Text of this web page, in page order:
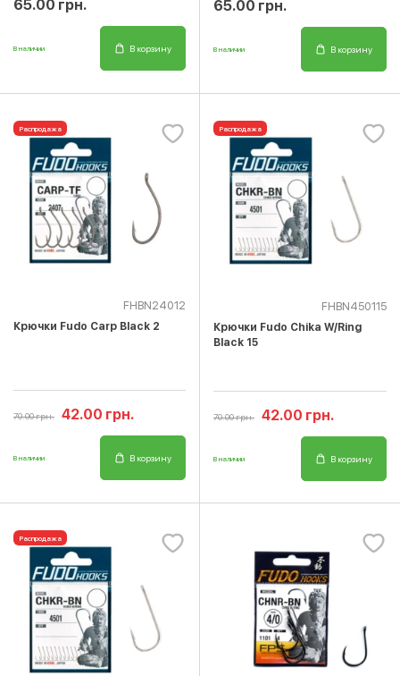
65.00 грн.
В наличии В корзину
65.00 грн.
В наличии В корзину
Распродажа
FHBN24012
Крючки Fudo Carp Black 2
70.00 грн. 42.00 грн.
В наличии В корзину
Распродажа
FHBN450115
Крючки Fudo Chika W/Ring
Black 15
70.00 грн. 42.00 грн.
В наличии В корзину
Распродажа